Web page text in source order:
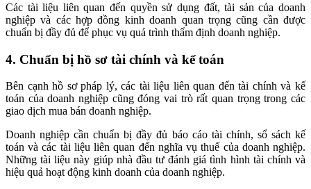
Các tài liệu liên quan đến quyền sử dụng đất, tài sản của doanh
nghiệp và các hợp đồng kinh doanh quan trọng cũng cần được
chuẩn bị đầy đủ để phục vụ quá trình thẩm định doanh nghiệp.
4. Chuẩn bị hồ sơ tài chính và kế toán
Bên cạnh hồ sơ pháp lý, các tài liệu liên quan đến tài chính và kế
toán của doanh nghiệp cũng đóng vai trò rất quan trọng trong các
giao dịch mua bán doanh nghiệp.
Doanh nghiệp cần chuẩn bị đầy đủ báo cáo tài chính, sổ sách kế
toán và các tài liệu liên quan đến nghĩa vụ thuế của doanh nghiệp.
Những tài liệu này giúp nhà đầu tư đánh giá tình hình tài chính và
hiệu quả hoạt động kinh doanh của doanh nghiệp.